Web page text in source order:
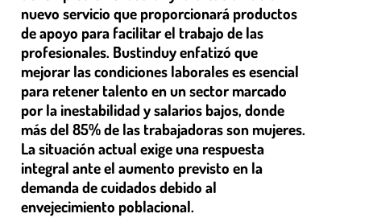
nuevo servicio que proporcionará productos
de apoyo para facilitar el trabajo de las
profesionales. Bustinduy enfatizó que
mejorar las condiciones laborales es esencial
para retener talento en un sector marcado
por la inestabilidad y salarios bajos, donde
más del 85% de las trabajadoras son mujeres.
La situación actual exige una respuesta
integral ante el aumento previsto en la
demanda de cuidados debido al
envejecimiento poblacional.